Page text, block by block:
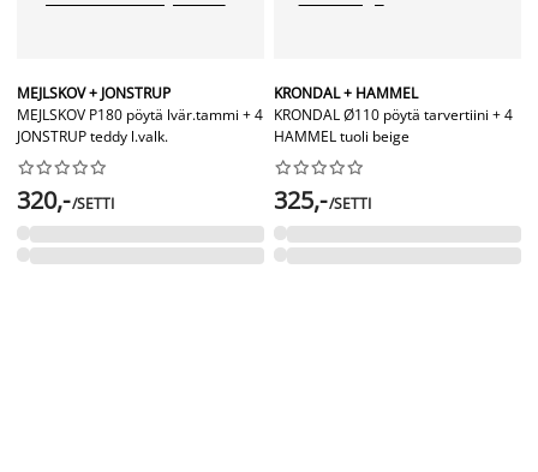
MEJLSKOV + JONSTRUP
MEJLSKOV P180 pöytä lvär.tammi + 4
JONSTRUP teddy l.valk.






320,-/SETTI
KRONDAL + HAMMEL
KRONDAL Ø110 pöytä tarvertiini + 4
HAMMEL tuoli beige






325,-/SETTI